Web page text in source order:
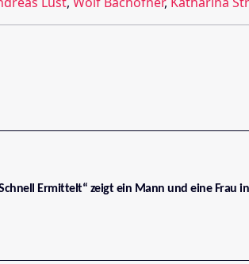
Ermittelt“ zeigt ein Mann und eine Frau